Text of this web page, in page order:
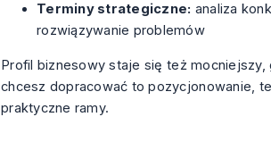
Terminy strategiczne: analiza
rozwiązywanie problemów
Profil biznesowy staje się też
chcesz dopracować to pozycjonowanie,
praktyczne ramy.